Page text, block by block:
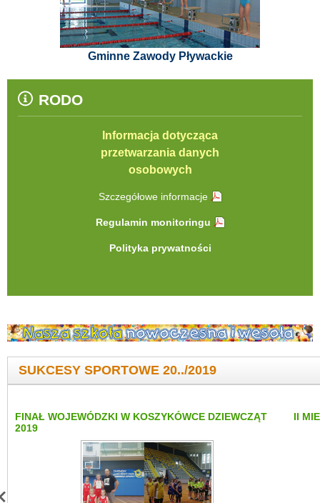
Gminne Zawody Pływackie
RODO
Informacja dotycząca
przetwarzania danych
osobowych
Szczegółowe informacje
Regulamin monitoringu
Polityka prywatności
SUKCESY SPORTOWE 20../2019
FINAŁ WOJEWÓDZKI W KOSZYKÓWCE DZIEWCZĄT
2019
II